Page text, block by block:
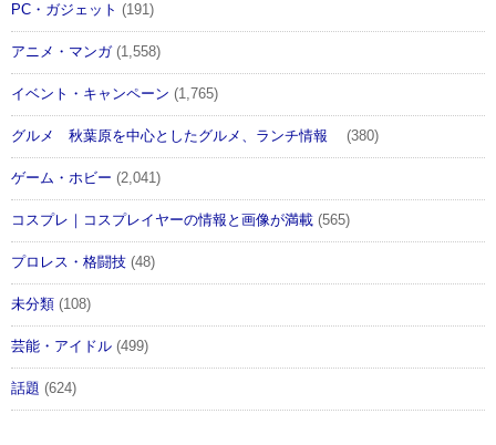
PC・ガジェット (191)
アニメ・マンガ(1,558)
イベント・キャンペーン (1,765)
グルメ 秋葉原を中心としたグルメ、ランチ情報 (380)
ゲーム・ホビー (2,041)
コスプレ｜コスプレイヤーの情報と画像が満載 (565)
プロレス・格闘技 (48)
未分類 (108)
芸能・アイドル (499)
話題 (624)